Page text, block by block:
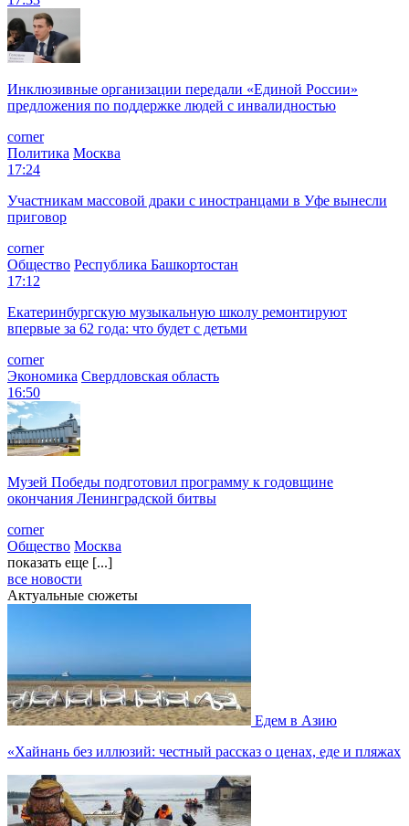
Инклюзивные организации передали «Единой России»
предложения по поддержке людей с инвалидностью
corner
Политика Москва
17:24
Участникам массовой драки с иностранцами в Уфе вынесли
приговор
corner
Общество Республика Башкортостан
17:12
Екатеринбургскую музыкальную школу ремонтируют
впервые за 62 года: что будет с детьми
corner
Экономика Свердловская область
16:50
Музей Победы подготовил программу к годовщине
окончания Ленинградской битвы
corner
Общество Москва
показать еще [...]
все новости
Актуальные сюжеты
Едем в Азию
«Хайнань без иллюзий: честный рассказ о ценах, еде и пляжах